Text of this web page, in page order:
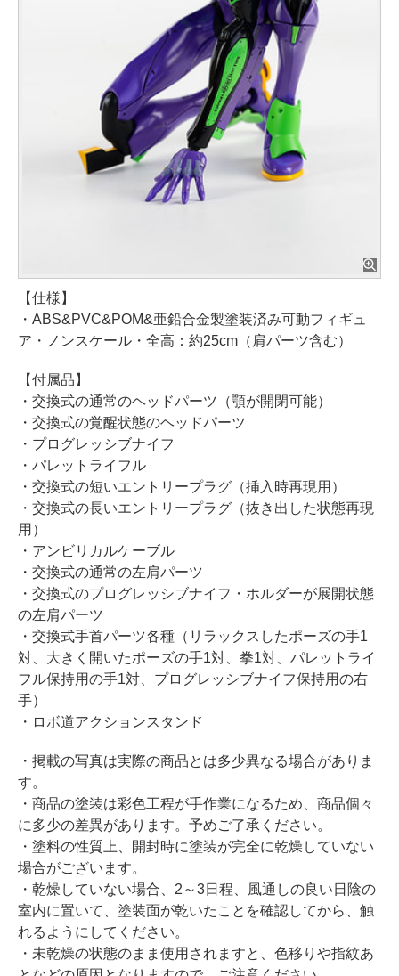
【仕様】
・ABS&PVC&POM&亜鉛合金製塗装済み可動フィギュ
ア・ノンスケール・全高：約25cm（肩パーツ含む）
【付属品】
・交換式の通常のヘッドパーツ（顎が開閉可能）
・交換式の覚醒状態のヘッドパーツ
・プログレッシブナイフ
・パレットライフル
・交換式の短いエントリープラグ（挿入時再現用）
・交換式の長いエントリープラグ（抜き出した状態再現
用）
・アンビリカルケーブル
・交換式の通常の左肩パーツ
・交換式のプログレッシブナイフ・ホルダーが展開状態
の左肩パーツ
・交換式手首パーツ各種（リラックスしたポーズの手1
対、大きく開いたポーズの手1対、拳1対、パレットライ
フル保持用の手1対、プログレッシブナイフ保持用の右
手）
・ロボ道アクションスタンド
・掲載の写真は実際の商品とは多少異なる場合がありま
す。
・商品の塗装は彩色工程が手作業になるため、商品個々
に多少の差異があります。予めご了承ください。
・塗料の性質上、開封時に塗装が完全に乾燥していない
場合がございます。
・乾燥していない場合、2～3日程、風通しの良い日陰の
室内に置いて、塗装面が乾いたことを確認してから、触
れるようにしてください。
・未乾燥の状態のまま使用されますと、色移りや指紋あ